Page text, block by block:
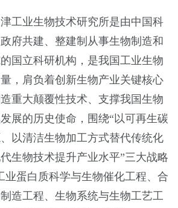
工业生物技术研究所是由中国科
府共建、整建制从事生物制造和
国立科研机构，是我国工业生物
，肩负着创新生物产业关键核心
重大颠覆性技术、支撑我国生物
展的历史使命，围绕“以可再生碳
以清洁生物加工方式替代传统化
生物技术提升产业水平”三大战略
业蛋白质科学与生物催化工程、合
造工程、生物系统与生物工艺工